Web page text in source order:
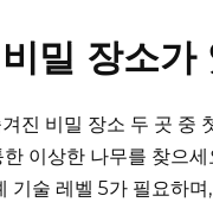
밀 장소가
진 비밀 장소 두 곳 중
이상한 나무를 찾으
기술 레벨 5가 필요하